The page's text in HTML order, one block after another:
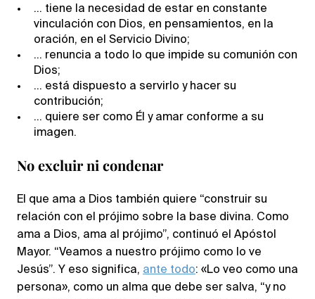
… tiene la necesidad de estar en constante
vinculación con Dios, en pensamientos, en la
oración, en el Servicio Divino;
… renuncia a todo lo que impide su comunión con
Dios;
… está dispuesto a servirlo y hacer su
contribución;
… quiere ser como Él y amar conforme a su
imagen.
No excluir ni condenar
El que ama a Dios también quiere “construir su
relación con el prójimo sobre la base divina. Como
ama a Dios, ama al prójimo”, continuó el Apóstol
Mayor. “Veamos a nuestro prójimo como lo ve
Jesús”. Y eso significa, ante todo: «Lo veo como una
persona», como un alma que debe ser salva, “y no